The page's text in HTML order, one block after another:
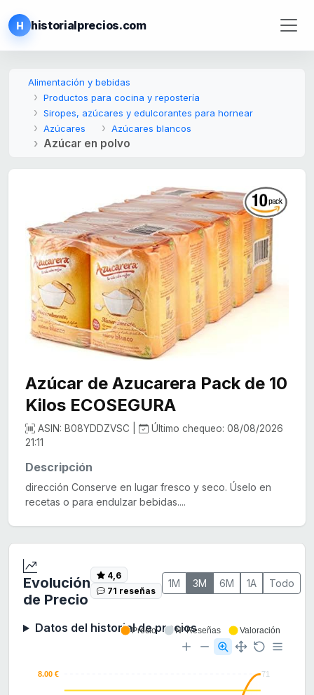
H historialprecios.com
Alimentación y bebidas
Productos para cocina y repostería
Siropes, azúcares y edulcorantes para hornear
Azúcares
Azúcares blancos
Azúcar en polvo
Azúcar de Azucarera Pack de 10
Kilos ECOSEGURA
ASIN: B08YDDZVSC |
Último chequeo: 08/08/2026
21:11
Descripción
dirección Conserve en lugar fresco y seco. Úselo en
recetas o para endulzar bebidas....
Evolución
de Precio
4,6
71 reseñas
1M 3M 6M 1A Todo
Datos del historial de precios
71
8.00 €
Precio Nº Reseñas Valoración